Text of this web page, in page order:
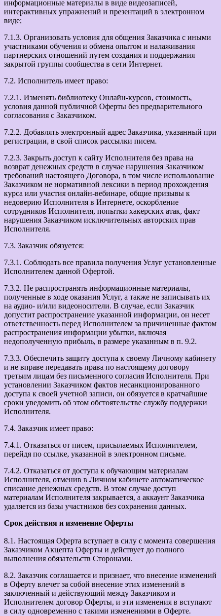
информационные материалы в виде видеозаписей,
интерактивных упражнений и презентаций в электронном
виде;
7.1.3. Организовать условия для общения Заказчика с иными
участниками обучения и обмена опытом и налаживания
партнерских отношений путем создания и поддержания
закрытой группы сообщества в сети Интернет.
7.2. Исполнитель имеет право:
7.2.1. Изменять библиотеку Онлайн-курсов, стоимость,
условия данной публичной Оферты без предварительного
согласования с Заказчиком.
7.2.2. Добавлять электронный адрес Заказчика, указанный при
регистрации, в свой список рассылки писем.
7.2.3. Закрыть доступ к сайту Исполнителя без права на
возврат денежных средств в случае нарушения Заказчиком
требований настоящего Договора, в том числе использование
Заказчиком не нормативной лексики в период прохождения
курса или участия онлайн-вебинаре, общие призывы к
недоверию Исполнителя в Интернете, оскорбление
сотрудников Исполнителя, попытки хакерских атак, факт
нарушения Заказчиком исключительных авторских прав
Исполнителя.
7.3. Заказчик обязуется:
7.3.1. Соблюдать все правила получения Услуг установленные
Исполнителем данной Офертой.
7.3.2. Не распространять информационные материалы,
полученные в ходе оказания Услуг, а также не записывать их
на аудио- и/или видеоносители. В случае, если Заказчик
допустит распространение указанной информации, он несет
ответственность перед Исполнителем за причиненные фактом
распространения информации убытки, включая
недополученную прибыль, в размере указанным в п. 9.2.
7.3.3. Обеспечить защиту доступа к своему Личному кабинету
и не вправе передавать права по настоящему договору
третьим лицам без письменного согласия Исполнителя. При
установлении Заказчиком фактов несанкционированного
доступа к своей учетной записи, он обязуется в кратчайшие
сроки уведомить об этом обстоятельстве службу поддержки
Исполнителя.
7.4. Заказчик имеет право:
7.4.1. Отказаться от писем, присылаемых Исполнителем,
перейдя по ссылке, указанной в электронном письме.
7.4.2. Отказаться от доступа к обучающим материалам
Исполнителя, отменив в Личном кабинете автоматическое
списание денежных средств. В этом случае доступ
материалам Исполнителя закрывается, а аккаунт Заказчика
удаляется из базы участников без сохранения данных.
Срок действия и изменение Оферты
8.1. Настоящая Оферта вступает в силу с момента совершения
Заказчиком Акцепта Оферты и действует до полного
выполнения обязательств Сторонами.
8.2. Заказчик соглашается и признает, что внесение изменений
в Оферту влечет за собой внесение этих изменений в
заключенный и действующий между Заказчиком и
Исполнителем договор Оферты, и эти изменения в вступают
в силу одновременно с такими изменениями в Оферте.